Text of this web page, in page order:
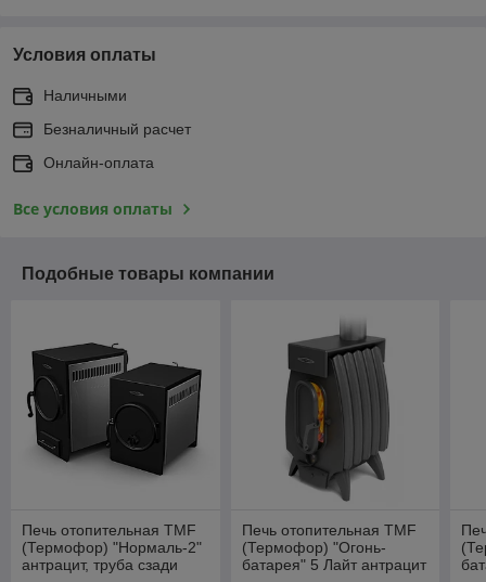
Условия оплаты
Наличными
Безналичный расчет
Онлайн-оплата
Все условия оплаты
Подобные товары компании
Печь отопительная TMF
(Термофор) "Нормаль-2"
антрацит, труба сзади
Печь отопительная TMF
(Термофор) "Огонь-
батарея" 5 Лайт антрацит